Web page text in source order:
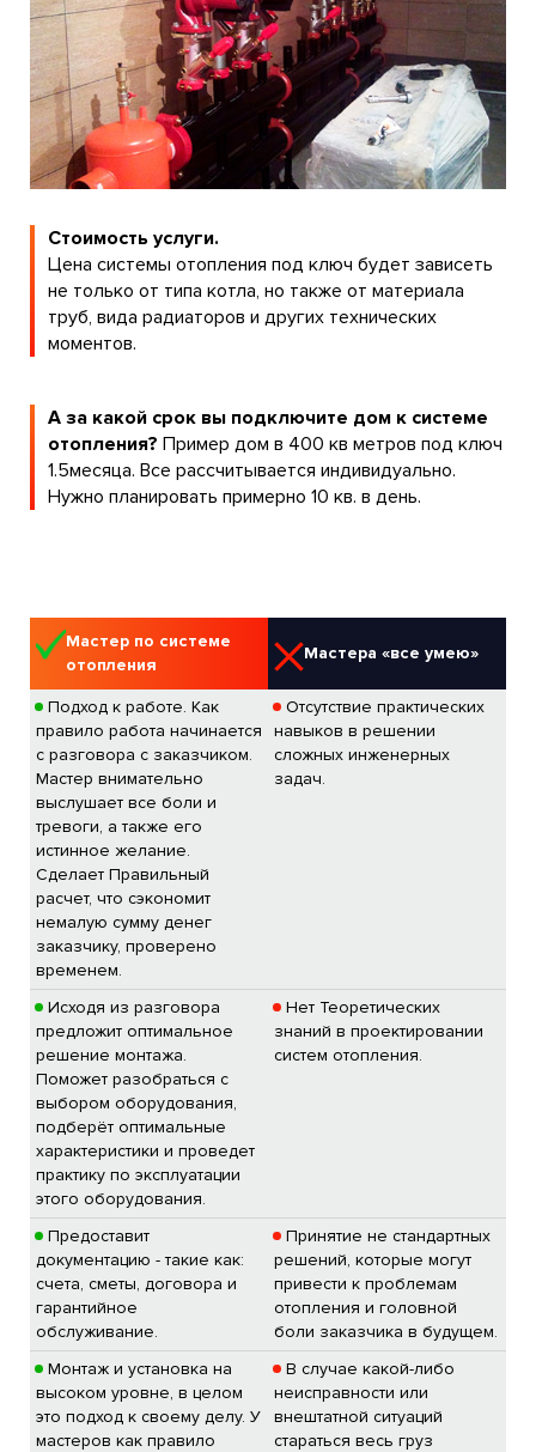
Стоимость услуги.
Цена системы отопления под ключ будет зависеть
не только от типа котла, но также от материала
труб, вида радиаторов и других технических
моментов.
А за какой срок вы подключите дом к системе
отопления? Пример дом в 400 кв метров под ключ
1.5месяца. Все рассчитывается индивидуально.
Нужно планировать примерно 10 кв. в день.
Мастер по системе
отопления
Мастера «все умею»
Подход к работе. Как
правило работа начинается
с разговора с заказчиком.
Мастер внимательно
выслушает все боли и
тревоги, а также его
истинное желание.
Сделает Правильный
расчет, что сэкономит
немалую сумму денег
заказчику, проверено
временем.
Отсутствие практических
навыков в решении
сложных инженерных
задач.
Исходя из разговора
предложит оптимальное
решение монтажа.
Поможет разобраться с
выбором оборудования,
подберёт оптимальные
характеристики и проведет
практику по эксплуатации
этого оборудования.
Нет Теоретических
знаний в проектировании
систем отопления.
Предоставит
документацию - такие как:
счета, сметы, договора и
гарантийное
обслуживание.
Принятие не стандартных
решений, которые могут
привести к проблемам
отопления и головной
боли заказчика в будущем.
Монтаж и установка на
высоком уровне, в целом
это подход к своему делу. У
мастеров как правило
В случае какой-либо
неисправности или
внештатной ситуаций
стараться весь груз